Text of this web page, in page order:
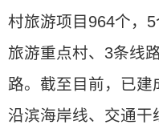
村旅游项目964个，
旅游重点村、3条线
路。截至目前，已建
沿滨海岸线、交通干